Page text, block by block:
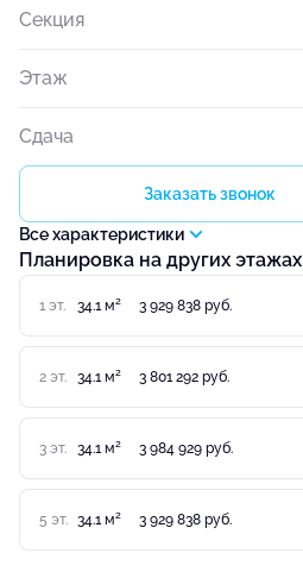
Секция
Этаж
Сдача
Заказать звонок
Все характеристики
Планировка на других этажах
1 эт. 34.1 м2 3 929 838 руб.
2 эт. 34.1 м2 3 801 292 руб.
3 эт. 34.1 м2 3 984 929 руб.
5 эт. 34.1 м2 3 929 838 руб.